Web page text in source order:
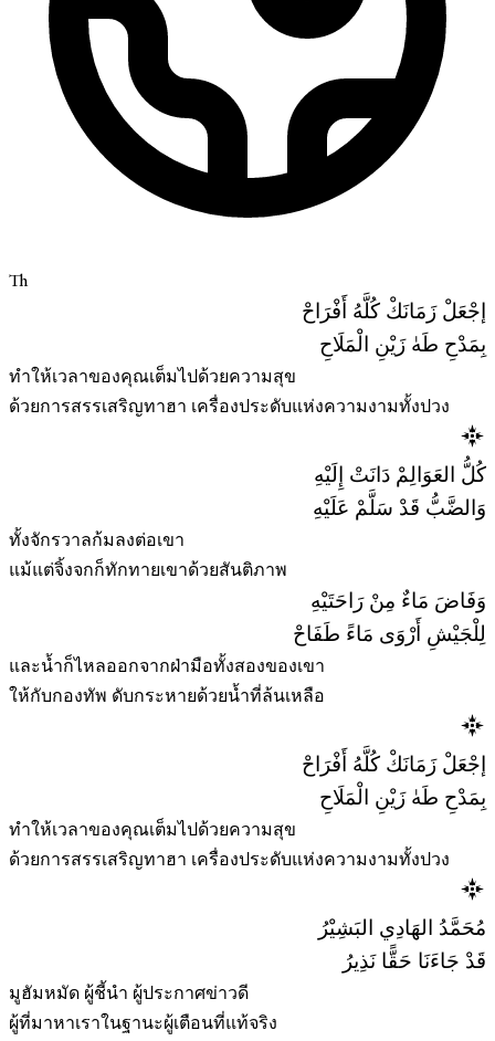
Th
إجْعَلْ زَمَانَكْ كُلَّهُ أَفْرَاحْ
بِمَدْحِ طَهٰ زَيْنِ الْمَلَاحِ
ทำให้เวลาของคุณเต็มไปด้วยความสุข
ด้วยการสรรเสริญทาฮา เครื่องประดับแห่งความงามทั้งปวง
كُلُّ العَوَالِمْ دَانَتْ إِلَيْهِ
وَالضَّبُّ قَدْ سَلَّمْ عَلَيْهِ
ทั้งจักรวาลก้มลงต่อเขา
แม้แต่จิ้งจกก็ทักทายเขาด้วยสันติภาพ
وَفَاضَ مَاءٌ مِنْ رَاحَتَيْهِ
لِلْجَيْشِ أَرْوَى مَاءً طَفَاحْ
และน้ำก็ไหลออกจากฝ่ามือทั้งสองของเขา
ให้กับกองทัพ ดับกระหายด้วยน้ำที่ล้นเหลือ
إجْعَلْ زَمَانَكْ كُلَّهُ أَفْرَاحْ
بِمَدْحِ طَهٰ زَيْنِ الْمَلَاحِ
ทำให้เวลาของคุณเต็มไปด้วยความสุข
ด้วยการสรรเสริญทาฮา เครื่องประดับแห่งความงามทั้งปวง
مُحَمَّدُ الهَادِي البَشِيْرُ
قَدْ جَاءَنَا حَقًّا نَذِيرُ
มูฮัมหมัด ผู้ชี้นำ ผู้ประกาศข่าวดี
ผู้ที่มาหาเราในฐานะผู้เตือนที่แท้จริง